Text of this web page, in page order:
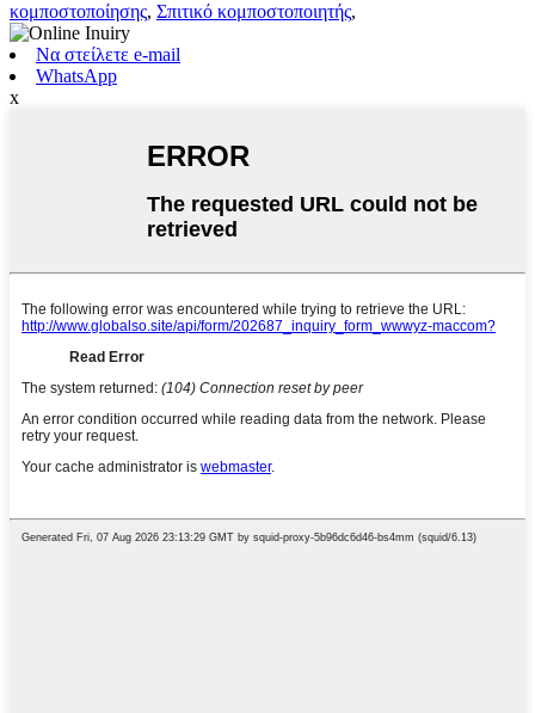
κομποστοποίησης, Σπιτικό κομποστοποιητής,
Να στείλετε e-mail
WhatsApp
x